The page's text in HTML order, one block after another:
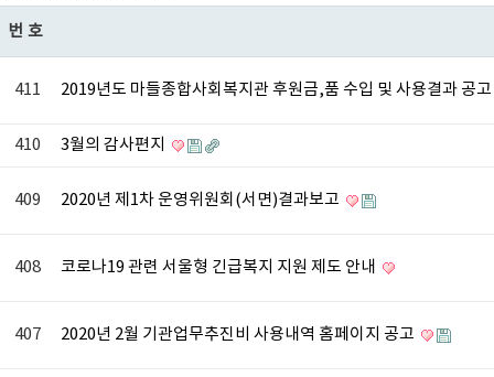
번호
411 2019년도 마들종합사회복지관 후원금,품 수입 및 사용결과 공고
410 3월의 감사편지
409 2020년 제1차 운영위원회(서면)결과보고
408 코로나19 관련 서울형 긴급복지 지원 제도 안내
407 2020년 2월 기관업무추진비 사용내역 홈페이지 공고